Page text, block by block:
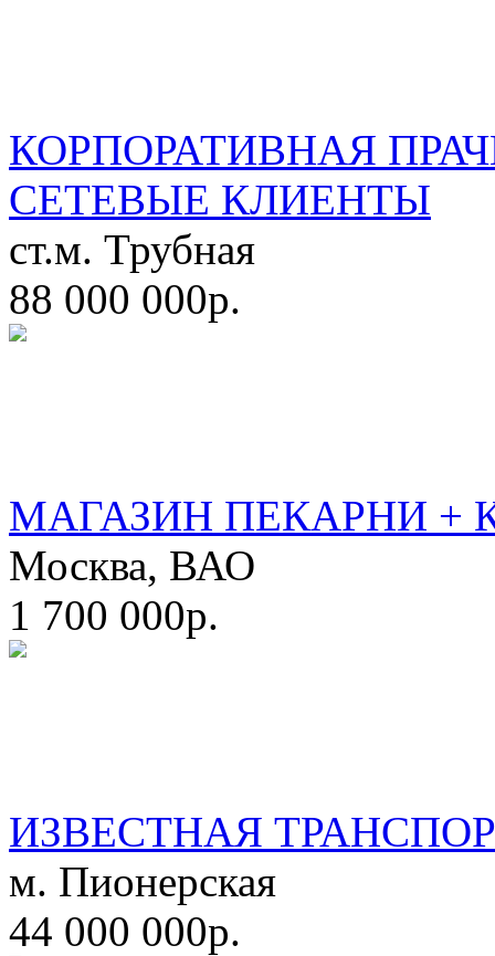
КОРПОРАТИВНАЯ
СЕТЕВЫЕ КЛИЕНТЫ
ст.м. Трубная
88 000 000р.
МАГАЗИН ПЕКАРНИ +
Москва, ВАО
1 700 000р.
ИЗВЕСТНАЯ
м. Пионерская
44 000 000р.